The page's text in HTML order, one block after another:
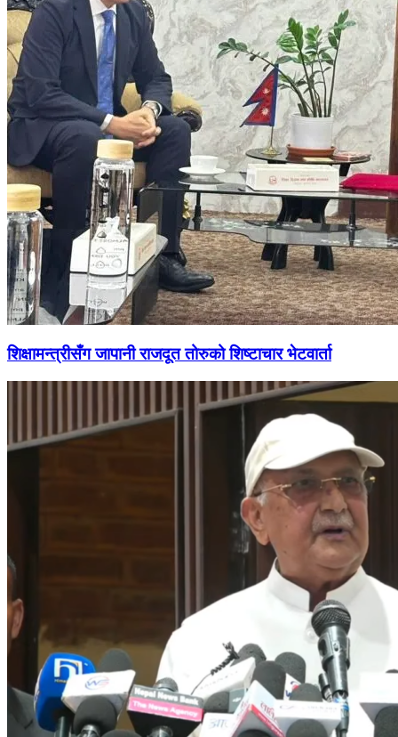
शिक्षामन्त्रीसँग जापानी राजदूत तोरुको शिष्टाचार भेटवार्ता